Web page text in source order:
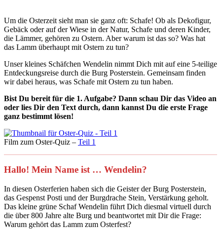
Um die Osterzeit sieht man sie ganz oft: Schafe! Ob als Dekofigur,
Gebäck oder auf der Wiese in der Natur, Schafe und deren Kinder,
die Lämmer, gehören zu Ostern. Aber warum ist das so? Was hat
das Lamm überhaupt mit Ostern zu tun?
Unser kleines Schäfchen Wendelin nimmt Dich mit auf eine 5-teilige
Entdeckungsreise durch die Burg Posterstein. Gemeinsam finden
wir dabei heraus, was Schafe mit Ostern zu tun haben.
Bist Du bereit für die 1. Aufgabe? Dann schau Dir das Video an
oder lies Dir den Text durch, dann kannst Du die erste Frage
ganz bestimmt lösen!
Film zum Oster-Quiz – Teil 1
Hallo! Mein Name ist … Wendelin?
In diesen Osterferien haben sich die Geister der Burg Posterstein,
das Gespenst Posti und der Burgdrache Stein, Verstärkung geholt.
Das kleine grüne Schaf Wendelin führt Dich diesmal virtuell durch
die über 800 Jahre alte Burg und beantwortet mit Dir die Frage:
Warum gehört das Lamm zum Osterfest?